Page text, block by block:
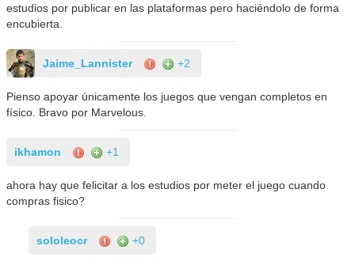
estudios por publicar en las plataformas pero haciéndolo de forma
encubierta.
Jaime_Lannister +2
Pienso apoyar únicamente los juegos que vengan completos en
físico. Bravo por Marvelous.
ikhamon +1
ahora hay que felicitar a los estudios por meter el juego cuando
compras fisico?
sololeocr +0